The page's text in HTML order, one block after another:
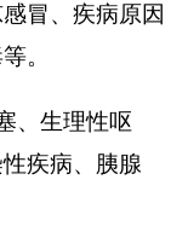
冒、疾病原因
。
、生理性呕
疾病、胰腺